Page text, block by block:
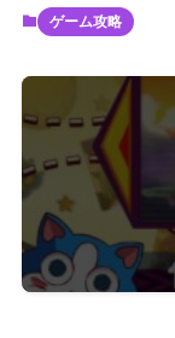
ゲーム攻略